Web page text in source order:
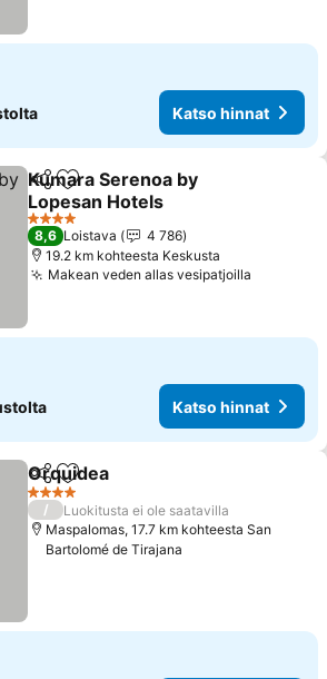
Katso hinnat
Jaa Lisää suosikkeihin
Kumara Serenoa by
Lopesan Hotels
4 Tähtiluokitus
8,6 Loistava
4 786
19.2 km kohteesta Keskusta
Makean veden allas vesipatjoilla
Katso hinnat
Jaa Lisää suosikkeihin
Orquidea
4 Tähtiluokitus
/
Luokitusta ei ole saatavilla
Maspalomas, 17.7 km kohteesta San
Bartolomé de Tirajana